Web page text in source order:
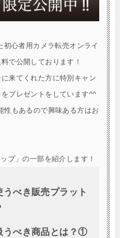
初心者用カメラ転売オンライ
で公開しております！
来てくれた方に特別キャン
プレゼントをしています^^
性もあるので興味ある方はお
プ」の一部を紹介します！
べき販売プラット
うべき商品とは？①